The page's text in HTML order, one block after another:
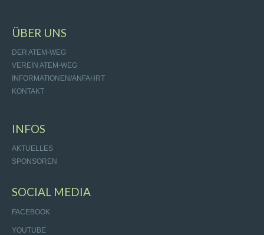
ÜBER UNS
DER ATEM-WEG
VEREIN ATEM-WEG
INFORMATIONEN/ANFAHRT
KONTAKT
INFOS
AKTUELLES
SPONSOREN
SOCIAL MEDIA
FACEBOOK
YOUTUBE